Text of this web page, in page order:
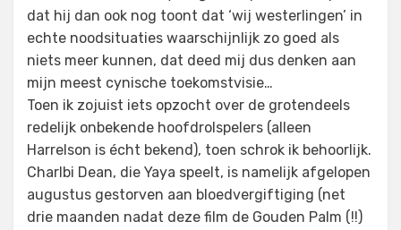
dat hij dan ook nog toont dat ‘wij westerlingen’ in
echte noodsituaties waarschijnlijk zo goed als
niets meer kunnen, dat deed mij dus denken aan
mijn meest cynische toekomstvisie…
Toen ik zojuist iets opzocht over de grotendeels
redelijk onbekende hoofdrolspelers (alleen
Harrelson is écht bekend), toen schrok ik behoorlijk.
Charlbi Dean, die Yaya speelt, is namelijk afgelopen
augustus gestorven aan bloedvergiftiging (net
drie maanden nadat deze film de Gouden Palm (!!)